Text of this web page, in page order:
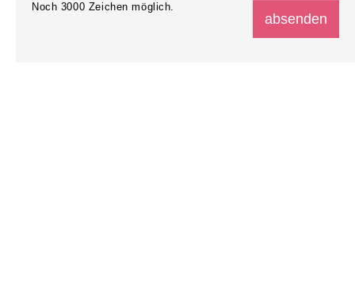
Noch 3000 Zeichen möglich.